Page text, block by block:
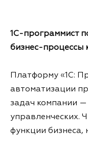
1C-программист
бизнес-процессы
Платформу «1С:
автоматизации
задач компании —
управленческих.
функции бизнеса,